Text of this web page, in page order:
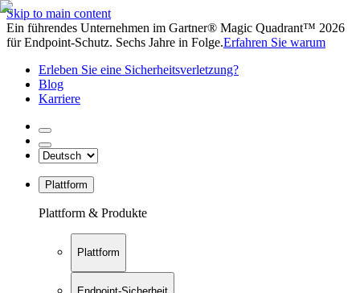
Skip to main content
Ein führendes Unternehmen im Gartner® Magic Quadrant™ 2026
für Endpoint-Schutz. Sechs Jahre in Folge.Erfahren Sie warum
Erleben Sie eine Sicherheitsverletzung?
Blog
Karriere
Plattform
Plattform & Produkte
Plattform